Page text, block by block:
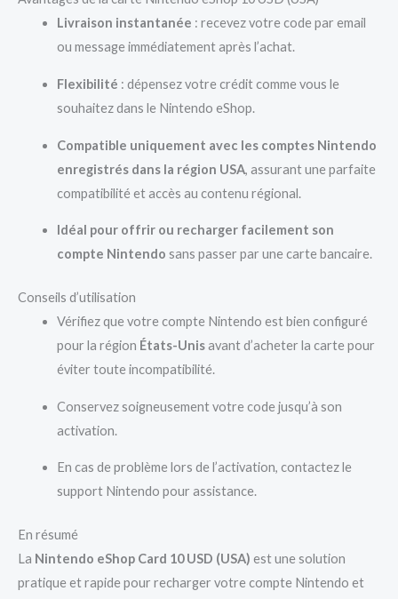
Livraison instantanée : recevez votre code par email
ou message immédiatement après l’achat.
Flexibilité : dépensez votre crédit comme vous le
souhaitez dans le Nintendo eShop.
Compatible uniquement avec les comptes Nintendo
enregistrés dans la région USA, assurant une parfaite
compatibilité et accès au contenu régional.
Idéal pour offrir ou recharger facilement son
compte Nintendo sans passer par une carte bancaire.
Conseils d’utilisation
Vérifiez que votre compte Nintendo est bien configuré
pour la région États-Unisavant d’acheter la carte pour
éviter toute incompatibilité.
Conservez soigneusement votre code jusqu’à son
activation.
En cas de problème lors de l’activation, contactez le
support Nintendo pour assistance.
En résumé
La Nintendo eShop Card 10 USD (USA) est une solution
pratique et rapide pour recharger votre compte Nintendo et